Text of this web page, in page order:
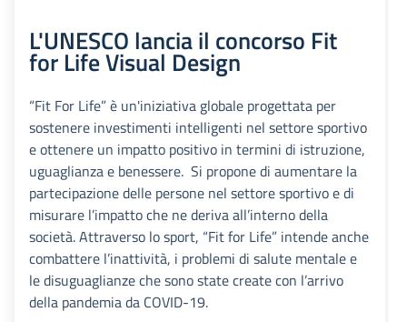
L'UNESCO lancia il concorso Fit
for Life Visual Design
“Fit For Life” è un'iniziativa globale progettata per
sostenere investimenti intelligenti nel settore sportivo
e ottenere un impatto positivo in termini di istruzione,
uguaglianza e benessere. Si propone di aumentare la
partecipazione delle persone nel settore sportivo e di
misurare l’impatto che ne deriva all’interno della
società. Attraverso lo sport, “Fit for Life” intende anche
combattere l’inattività, i problemi di salute mentale e
le disuguaglianze che sono state create con l’arrivo
della pandemia da COVID-19.